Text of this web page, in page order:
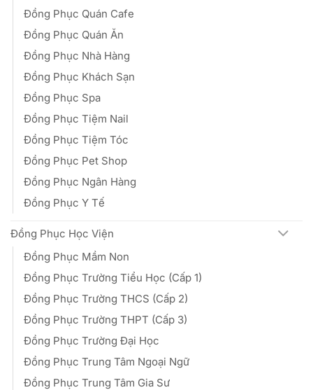
Đồng Phục Quán Cafe
Đồng Phục Quán Ăn
Đồng Phục Nhà Hàng
Đồng Phục Khách Sạn
Đồng Phục Spa
Đồng Phục Tiệm Nail
Đồng Phục Tiệm Tóc
Đồng Phục Pet Shop
Đồng Phục Ngân Hàng
Đồng Phục Y Tế
Đồng Phục Học Viện
Đồng Phục Mầm Non
Đồng Phục Trường Tiểu Học (Cấp 1)
Đồng Phục Trường THCS (Cấp 2)
Đồng Phục Trường THPT (Cấp 3)
Đồng Phục Trường Đại Học
Đồng Phục Trung Tâm Ngoại Ngữ
Đồng Phục Trung Tâm Gia Sư